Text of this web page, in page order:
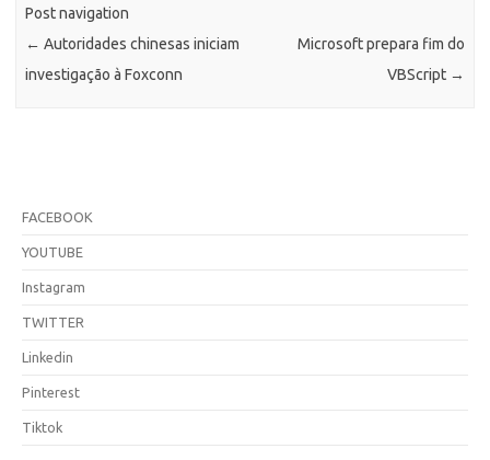
Post navigation
← Autoridades chinesas iniciam
investigação à Foxconn
Microsoft prepara fim do
VBScript →
FACEBOOK
YOUTUBE
Instagram
TWITTER
Linkedin
Pinterest
Tiktok